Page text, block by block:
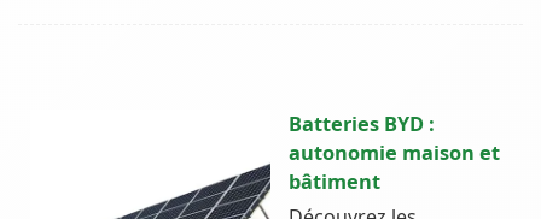
Batteries BYD :
autonomie maison et
bâtiment